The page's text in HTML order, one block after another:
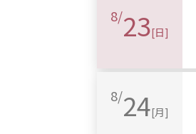
8/23[日]
8/24[月]